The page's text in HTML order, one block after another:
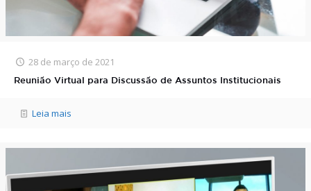
28 de março de 2021
Reunião Virtual para Discussão de Assuntos Institucionais
Leia mais